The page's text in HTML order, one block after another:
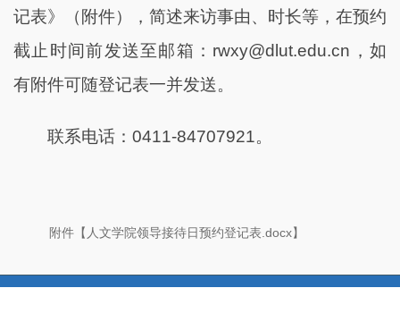
记表》（附件），简述来访事由、时长等，在预约
截止时间前发送至邮箱：rwxy@dlut.edu.cn，如
有附件可随登记表一并发送。
联系电话：0411-84707921。
附件【 人文学院领导接待日预约登记表.docx】